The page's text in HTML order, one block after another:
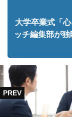
大学卒業式「
ッチ編集部が